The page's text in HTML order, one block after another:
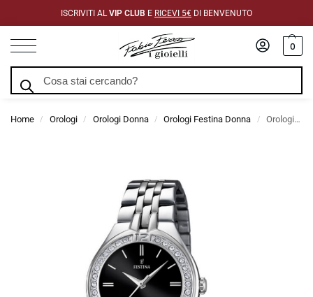
ISCRIVITI AL VIP CLUB E RICEVI 5€ DI BENVENUTO
0
Home / Orologi / Orologi Donna / Orologi Festina Donna / Orologio Festina Donna In Acciaio Con Lunetta In Strass e Quadrante Nero